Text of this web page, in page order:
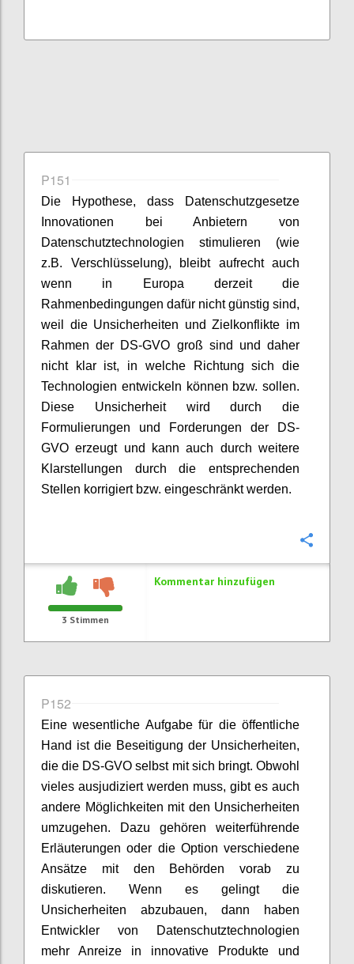
P151
Die Hypothese, dass Datenschutzgesetze
Innovationen bei Anbietern von
Datenschutztechnologien stimulieren (wie
z.B. Verschlüsselung), bleibt aufrecht auch
wenn in Europa derzeit die
Rahmenbedingungen dafür nicht günstig sind,
weil die Unsicherheiten und Zielkonflikte im
Rahmen der DS-GVO groß sind und daher
nicht klar ist, in welche Richtung sich die
Technologien entwickeln können bzw. sollen.
Diese Unsicherheit wird durch die
Formulierungen und Forderungen der DS-
GVO erzeugt und kann auch durch weitere
Klarstellungen durch die entsprechenden
Stellen korrigiert bzw. eingeschränkt werden.
3 Stimmen
Kommentar hinzufügen
P152
Eine wesentliche Aufgabe für die öffentliche
Hand ist die Beseitigung der Unsicherheiten,
die die DS-GVO selbst mit sich bringt. Obwohl
vieles ausjudiziert werden muss, gibt es auch
andere Möglichkeiten mit den Unsicherheiten
umzugehen. Dazu gehören weiterführende
Erläuterungen oder die Option verschiedene
Ansätze mit den Behörden vorab zu
diskutieren. Wenn es gelingt die
Unsicherheiten abzubauen, dann haben
Entwickler von Datenschutztechnologien
mehr Anreize in innovative Produkte und